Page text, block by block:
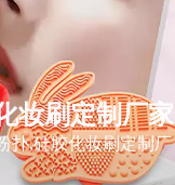
妆刷定制厂家
扑,硅胶化妆刷定制厂